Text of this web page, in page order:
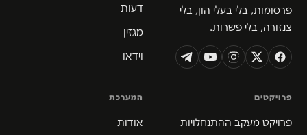
פרסומות, בלי בעלי הון, בלי
צנזורה, בלי פשרות.
דעות
מגזין
וידאו
פרויקטים
פרויקט מעקב ההתנחלויות
המערכת
אודות